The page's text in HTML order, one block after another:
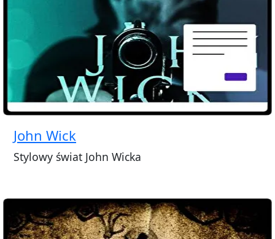
John Wick
Stylowy świat John Wicka